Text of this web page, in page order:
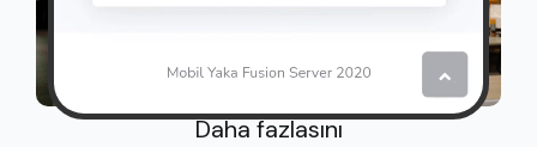
Daha fazlasını